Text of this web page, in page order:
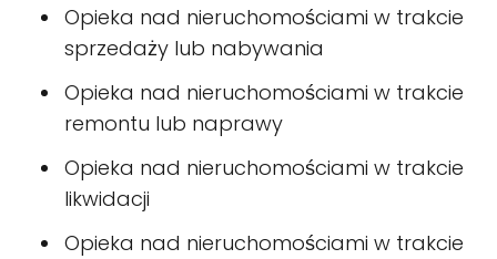
Opieka nad nieruchomościami w trakcie
sprzedaży lub nabywania
Opieka nad nieruchomościami w trakcie
remontu lub naprawy
Opieka nad nieruchomościami w trakcie
likwidacji
Opieka nad nieruchomościami w trakcie